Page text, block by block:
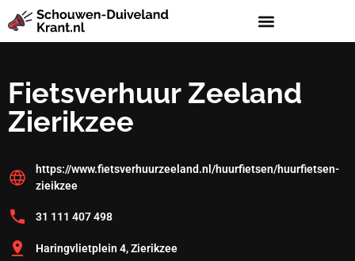
Fietsverhuur Zeeland
Zierikzee
https://www.fietsverhuurzeeland.nl/huurfietsen/huurfietsen-
zieikzee
31 111 407 498
Haringvlietplein 4, Zierikzee